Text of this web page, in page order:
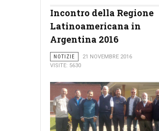
Incontro della Regione
Latinoamericana in
Argentina 2016
NOTIZIE
21 NOVEMBRE 2016
VISITE: 5630